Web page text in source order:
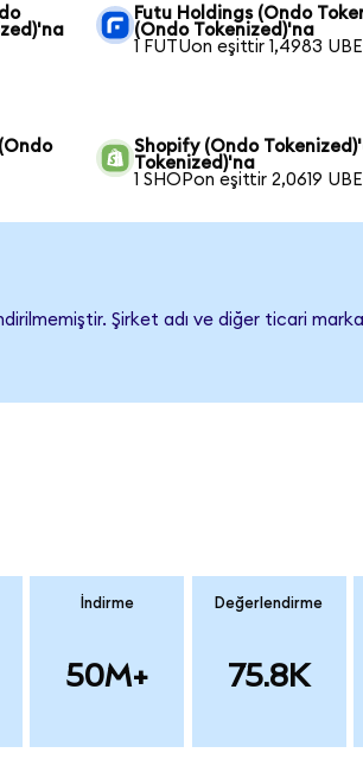
Futu Holdings (Ondo
(Ondo Tokenized)'na
1 FUTUon eşittir 1,4983
Shopify (Ondo
Tokenized)'na
1 SHOPon eşittir 2,0619
Şirket adı ve diğer ticari
İndirme
50M+
Değerlendirme
75.8K